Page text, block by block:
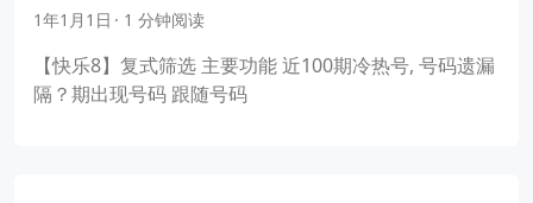
1年1月1日 1 分钟阅读
【快乐8】复式筛选 主要功能 近100期冷热号, 号码遗漏
隔？期出现号码 跟随号码